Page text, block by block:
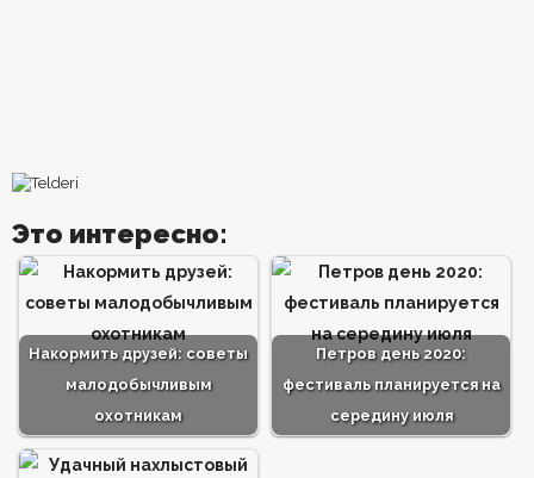
Это интересно:
Накормить друзей: советы
малодобычливым
охотникам
Петров день 2020:
фестиваль планируется на
середину июля